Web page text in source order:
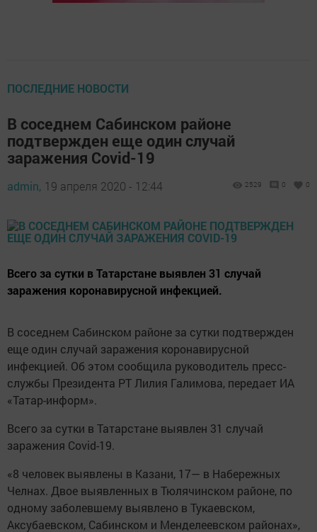
ПОСЛЕДНИЕ НОВОСТИ
В соседнем Сабинском районе
подтвержден еще один случай
заражения Covid-19
admin, 19 апреля 2020 - 12:44 2529 0 0
Всего за сутки в Татарстане выявлен 31 случай
заражения коронавирусной инфекцией.
В соседнем Сабинском районе за сутки подтвержден
еще один случай заражения коронавирусной
инфекцией. Об этом сообщила руководитель пресс-
службы Президента РТ Лилия Галимова, передает ИА
«Татар-информ».
Всего за сутки в Татарстане выявлен 31 случай
заражения Covid-19.
«8 человек выявлены в Казани, 17— в Набережных
Челнах. Двое выявленных в Тюлячинском районе, по
одному заболевшему выявлено в Тукаевском,
Аксубаевском, Сабинском и Менделеевском районах»,